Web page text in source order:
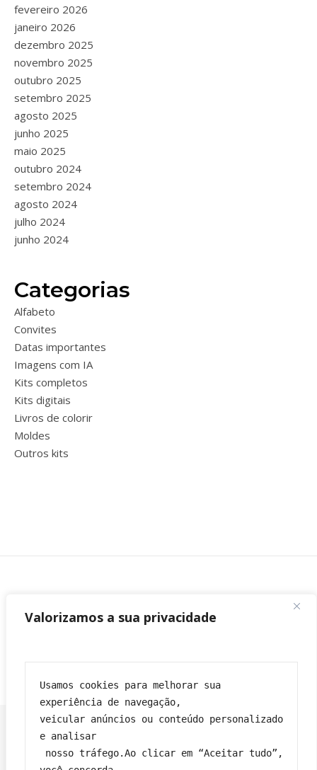
Valorizamos a sua privacidade
Usamos cookies para melhorar sua
experiência de navegação,
veicular anúncios ou conteúdo personalizado
e analisar
fevereiro 2026
janeiro 2026
dezembro 2025
novembro 2025
outubro 2025
setembro 2025
agosto 2025
junho 2025
maio 2025
outubro 2024
setembro 2024
agosto 2024
julho 2024
junho 2024
Categorias
Alfabeto
Convites
Datas importantes
Imagens com IA
Kits completos
Kits digitais
Livros de colorir
Moldes
Outros kits
Franciane|Tema Bard por WP Royal.